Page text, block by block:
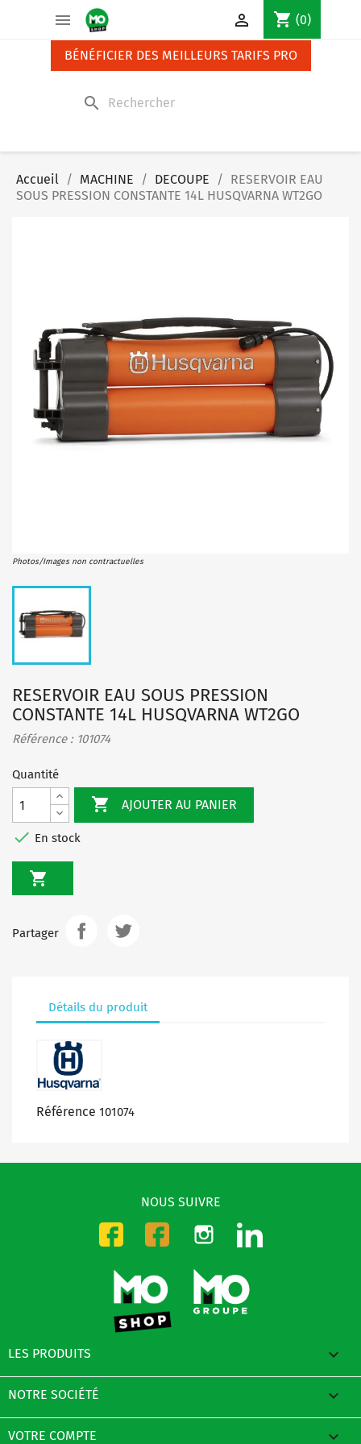
 shopping_cart (0)

BÉNÉFICIER DES MEILLEURS TARIFS PRO
search
Accueil MACHINE DECOUPE
RESERVOIR EAU
SOUS PRESSION CONSTANTE 14L HUSQVARNA WT2GO
Photos/Images non contractuelles
RESERVOIR EAU SOUS PRESSION
CONSTANTE 14L HUSQVARNA WT2GO
Référence : 101074
Quantité
 AJOUTER AU PANIER
 En stock

Partager
Détails du produit
Référence 101074
NOUS SUIVRE
Facebook-CMOFacebook-DMO
Instagram
LES PRODUITS 
NOTRE SOCIÉTÉ 
VOTRE COMPTE 
Panneau de gestion des cookies